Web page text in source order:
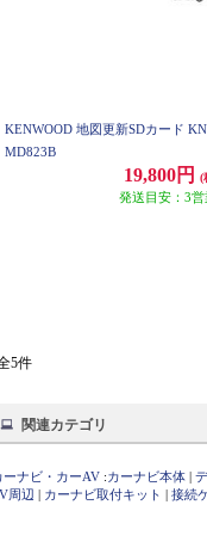
KENWOOD 地図更新SDカード
MD823B
19,800円 (
発送目安：3営
5件
関連カテゴリ
ーナビ・カーAV :カーナビ本体 |
周辺 | カーナビ取付キット | 接続